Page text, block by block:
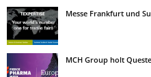
Messe Frankfurt und
MCH Group holt